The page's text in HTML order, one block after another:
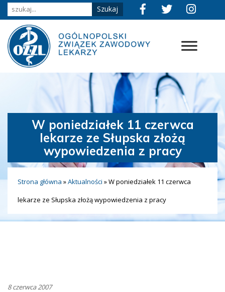
W poniedziałek 11 czerwca
lekarze ze Słupska złożą
wypowiedzenia z pracy
Strona główna »Aktualności »W poniedziałek 11 czerwca
lekarze ze Słupska złożą wypowiedzenia z pracy
8 czerwca 2007